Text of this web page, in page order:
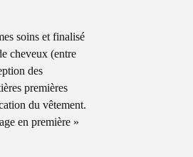
soins et finalisé
cheveux (entre
des
premières
du vêtement.
en première »